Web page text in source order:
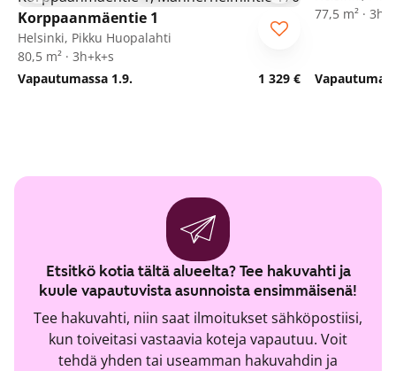
Korppaanmäentie 1
Helsinki, Pikku Huopalahti
80,5 m² · 3h+k+s
Vapautumassa 1.9.
1 329 €
77,5 m² ·
Etsitkö kotia tältä alueelta? Tee hakuvahti ja
kuule vapautuvista asunnoista ensimmäisenä!
Tee hakuvahti, niin saat ilmoitukset sähköpostiisi,
kun toiveitasi vastaavia koteja vapautuu. Voit
tehdä yhden tai useamman hakuvahdin ja